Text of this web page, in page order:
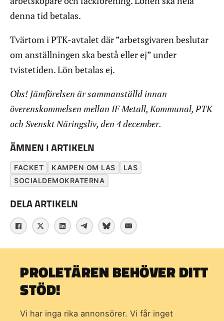
denna tid betalas.
Tvärtom i PTK-avtalet där ”arbetsgivaren beslutar
om anställningen ska bestå eller ej” under
tvistetiden. Lön betalas ej.
Obs! Jämförelsen är sammanställd innan
överenskommelsen mellan IF Metall, Kommunal, PTK
och Svenskt Näringsliv, den 4 december.
ÄMNEN I ARTIKELN
FACKET KAMPEN OM LAS
LAS
SOCIALDEMOKRATERNA
DELA ARTIKELN
PROLETÄREN BEHÖVER DITT
STÖD!
Vi har inga rika annonsörer. Vi får inget